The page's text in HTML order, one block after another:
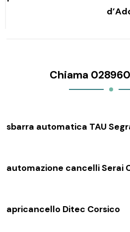
Chiama
sbarra automatica TAU
automazione cancelli Serai
apricancello Ditec Corsico